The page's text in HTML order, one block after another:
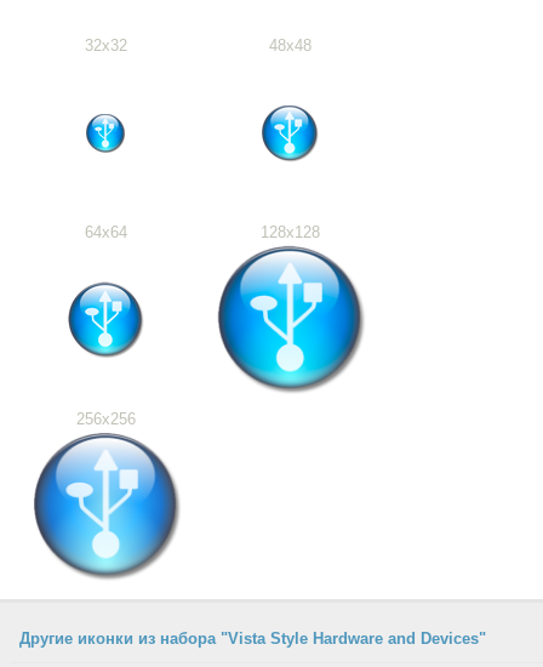
32x32 48x48
64x64 128x128
256x256
Другие иконки из набора "Vista Style Hardware and Devices"